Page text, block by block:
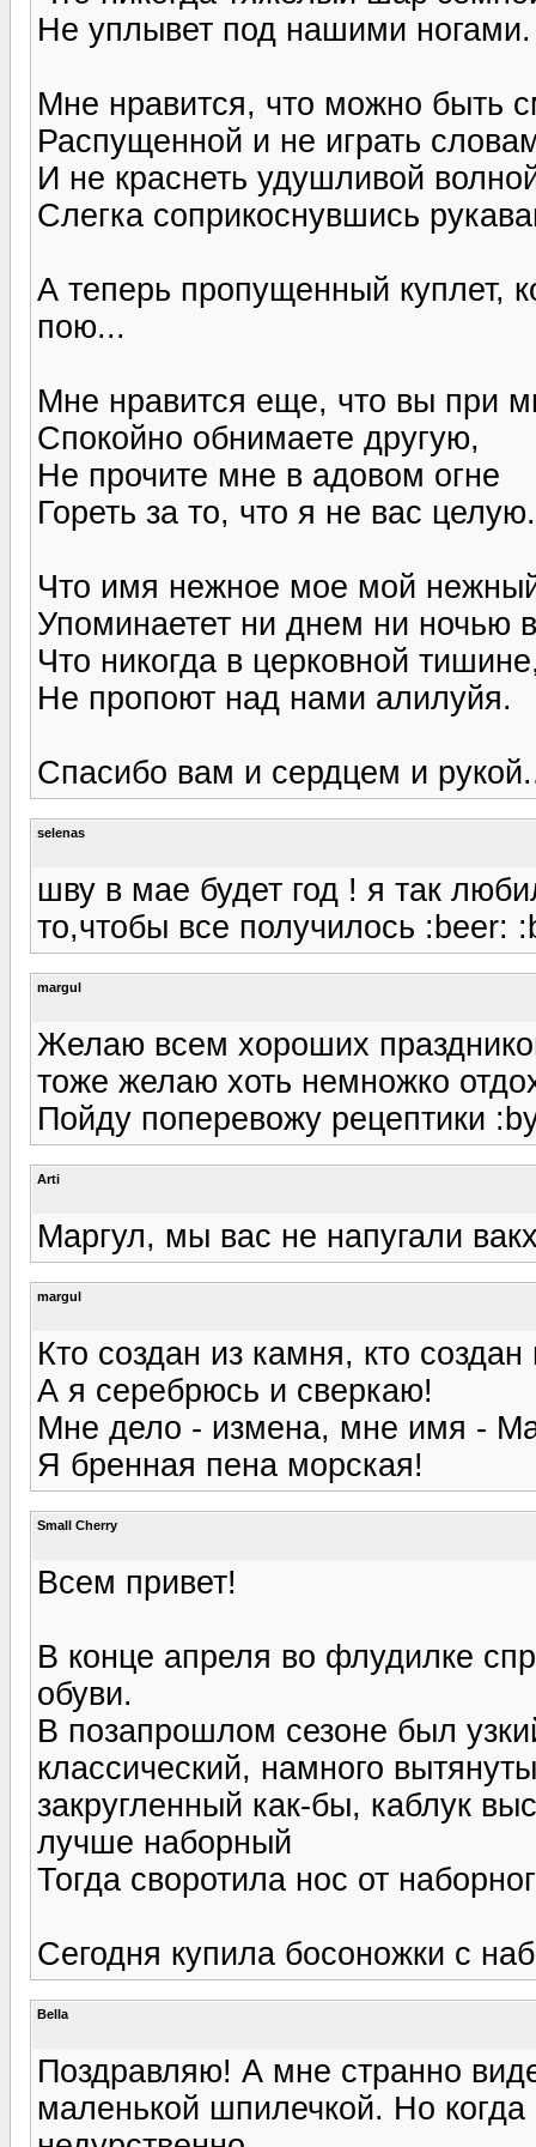
Не уплывет под нашими ногами.
Мне нравится, что можно быть
Распущенной и не играть
И не краснеть удушливой
Слегка соприкоснувшись
А теперь пропущенный куплет,
пою...
Мне нравится еще, что вы при
Спокойно обнимаете другую,
Не прочите мне в адовом огне
Гореть за то, что я не вас целую.
Что имя нежное мое мой
Упоминаетет ни днем ни ночью
Что никогда в церковной
Не пропоют над нами алилуйя.
Спасибо вам и сердцем и
selenas
шву в мае будет год ! я так
то,чтобы все получилось :beer:
margul
Желаю всем хороших
тоже желаю хоть немножко
Пойду поперевожу рецептики
Arti
Маргул, мы вас не напугали
margul
Кто создан из камня, кто создан
А я серебрюсь и сверкаю!
Мне дело - измена, мне имя -
Я бренная пена морская!
Small Cherry
Всем привет!
В конце апреля во флудилке
обуви.
В позапрошлом сезоне был
классический, намного
закругленный как-бы, каблук
лучше наборный
Тогда своротила нос от
Сегодня купила босоножки с
Bella
Поздравляю! А мне странно
маленькой шпилечкой. Но